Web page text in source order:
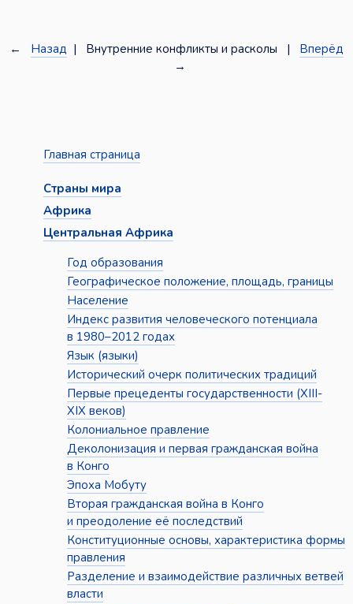
← Назад | Внутренние конфликты и расколы | Вперёд
→
Главная страница
Страны мира
Африка
Центральная Африка
Год образования
Географическое положение, площадь, границы
Население
Индекс развития человеческого потенциала
в 1980–2012 годах
Язык (языки)
Исторический очерк политических традиций
Первые прецеденты государственности (XIII-
XIX веков)
Колониальное правление
Деколонизация и первая гражданская война
в Конго
Эпоха Мобуту
Вторая гражданская война в Конго
и преодоление её последствий
Конституционные основы, характеристика формы
правления
Разделение и взаимодействие различных ветвей
власти